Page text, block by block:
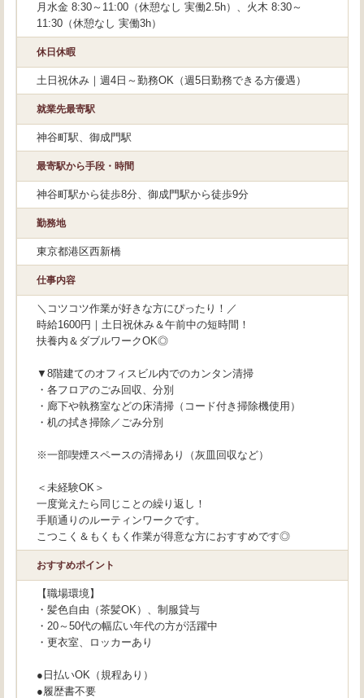
月水金 8:30～11:00（休憩なし 実働2.5h）、火木 8:30～
11:30（休憩なし 実働3h）
休日休暇
土日祝休み｜週4日～勤務OK（週5日勤務できる方優遇）
就業先最寄駅
神谷町駅、御成門駅
最寄駅から手段・時間
神谷町駅から徒歩8分、御成門駅から徒歩9分
勤務地
東京都港区西新橋
仕事内容
＼コツコツ作業が好きな方にぴったり！／
時給1600円｜土日祝休み＆午前中の短時間！
扶養内＆ダブルワークOK◎
▼8階建てのオフィスビル内でのカンタン清掃
・各フロアのごみ回収、分別
・廊下や執務室などの床清掃（コード付き掃除機使用）
・机の拭き掃除／ごみ分別
※一部喫煙スペースの清掃あり（灰皿回収など）
＜未経験OK＞
一度覚えたら同じことの繰り返し！
手順通りのルーティンワークです。
こつこく＆もくもく作業が得意な方におすすめです◎
おすすめポイント
【職場環境】
・髪色自由（茶髪OK）、制服貸与
・20～50代の幅広い年代の方が活躍中
・更衣室、ロッカーあり
●日払いOK（規程あり）
●履歴書不要